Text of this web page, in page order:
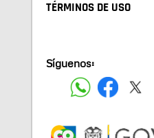
TÉRMINOS DE USO
Síguenos: